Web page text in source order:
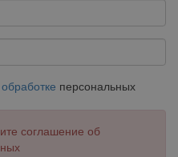
персональных
соглашение об